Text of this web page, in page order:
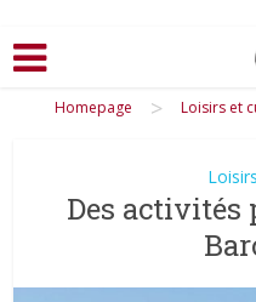
Homepage > Loisirs et
Des activités